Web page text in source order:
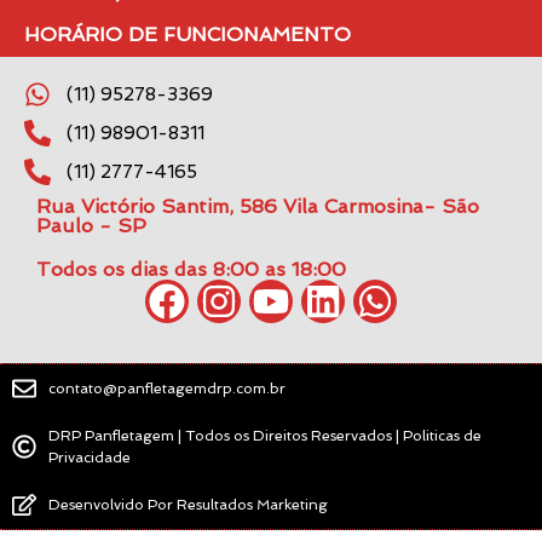
HORÁRIO DE FUNCIONAMENTO
(11) 95278-3369
(11) 98901-8311
(11) 2777-4165
Rua Victório Santim, 586 Vila Carmosina- São
Paulo - SP
Todos os dias das 8:00 as 18:00
contato@panfletagemdrp.com.br
DRP Panfletagem | Todos os Direitos Reservados | Politicas de
Privacidade
Desenvolvido Por Resultados Marketing